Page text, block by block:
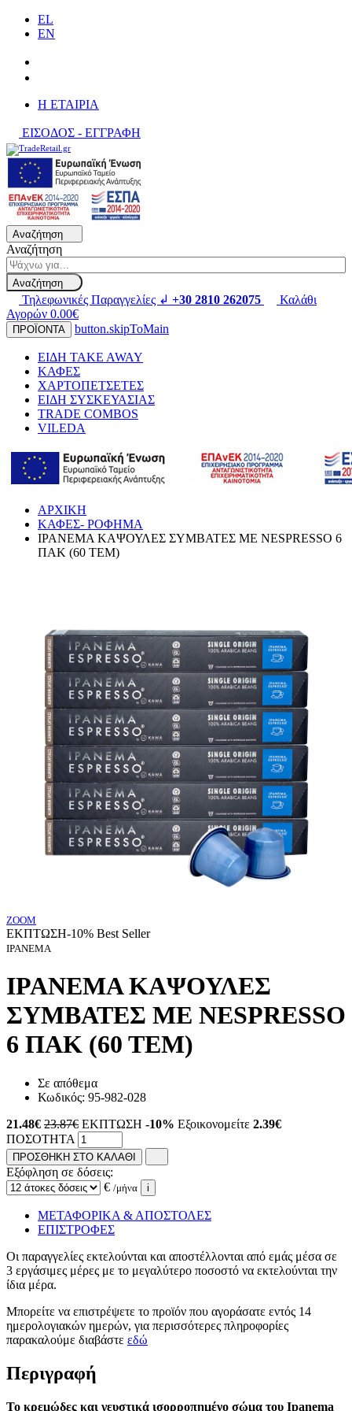
EL
EN
H ΕΤΑΙΡΙΑ
ΕΙΣΟΔΟΣ - ΕΓΓΡΑΦΗ
Αναζήτηση
Αναζήτηση
Αναζήτηση
Τηλεφωνικές Παραγγελίες ↲ +30 2810 262075
Καλάθι
Αγορών 0.00€
ΠΡΟΪΟΝΤΑ button.skipToMain
ΕΙΔΗ TAKE AWAY
ΚΑΦΕΣ
ΧΑΡΤΟΠΕΤΣΕΤΕΣ
ΕΙΔΗ ΣΥΣΚΕΥΑΣΙΑΣ
TRADE COMBOS
VILEDA
ΑΡΧΙΚΗ
ΚΑΦΕΣ- ΡΟΦΗΜΑ
IPANEMA ΚΑΨΟΥΛΕΣ ΣΥΜΒΑΤΕΣ ΜΕ NESPRESSO 6
ΠΑΚ (60 ΤΕΜ)
ZOOM
ΕΚΠΤΩΣΗ-10% Best Seller
IPANEMA
IPANEMA ΚΑΨΟΥΛΕΣ
ΣΥΜΒΑΤΕΣ ΜΕ NESPRESSO
6 ΠΑΚ (60 ΤΕΜ)
Σε απόθεμα
Κωδικός: 95-982-028
21.48€ 23.87€ ΕΚΠΤΩΣΗ -10% Εξοικονομείτε 2.39€
ΠΟΣΟΤΗΤΑ
ΠΡΟΣΘΗΚΗ ΣΤΟ ΚΑΛΑΘΙ
Εξόφληση σε δόσεις:
€ /μήνα i
ΜΕΤΑΦΟΡΙΚΑ & ΑΠΟΣΤΟΛΕΣ
ΕΠΙΣΤΡΟΦΕΣ
Οι παραγγελίες εκτελούνται και αποστέλλονται από εμάς μέσα σε
3 εργάσιμες μέρες με το μεγαλύτερο ποσοστό να εκτελούνται την
ίδια μέρα.
Μπορείτε να επιστρέψετε το προϊόν που αγοράσατε εντός 14
ημερολογιακών ημερών, για περισσότερες πληροφορίες
παρακαλούμε διαβάστε εδώ
Περιγραφή
Το κρεμώδες και γευστικά ισορροπημένο σώμα του Ipanema